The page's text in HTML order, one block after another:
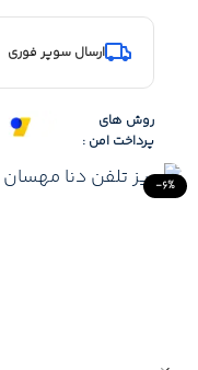
-6%
ارسال سوپر فوری
روش های
پرداخت امن :